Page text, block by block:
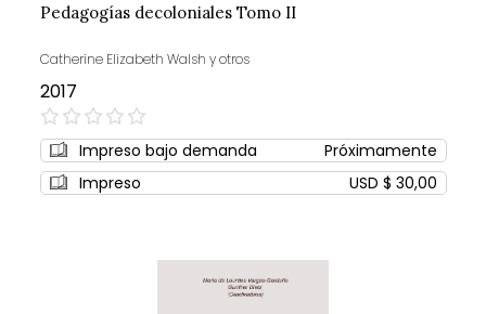
Pedagogías decoloniales Tomo II
Catherine Elizabeth Walsh y otros
2017
0%
Impreso bajo demanda
Próximamente
Impreso
USD $ 30,00